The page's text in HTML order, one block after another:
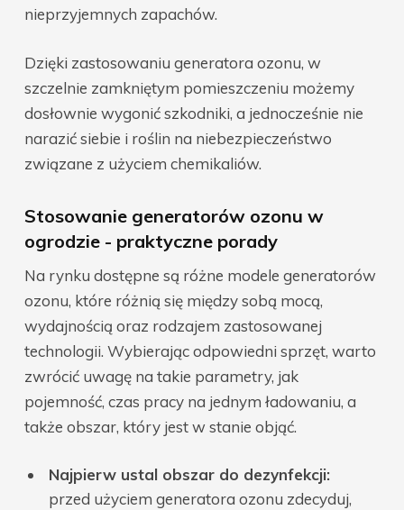
nieprzyjemnych zapachów.
Dzięki zastosowaniu generatora ozonu, w
szczelnie zamkniętym pomieszczeniu możemy
dosłownie wygonić szkodniki, a jednocześnie nie
narazić siebie i roślin na niebezpieczeństwo
związane z użyciem chemikaliów.
Stosowanie generatorów ozonu w
ogrodzie - praktyczne porady
Na rynku dostępne są różne modele generatorów
ozonu, które różnią się między sobą mocą,
wydajnością oraz rodzajem zastosowanej
technologii. Wybierając odpowiedni sprzęt, warto
zwrócić uwagę na takie parametry, jak
pojemność, czas pracy na jednym ładowaniu, a
także obszar, który jest w stanie objąć.
Najpierw ustal obszar do dezynfekcji:
przed użyciem generatora ozonu zdecyduj,